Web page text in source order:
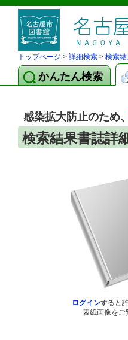
トップページ > 詳細検索 > 検索
かんたん検索
感染拡大防止のため
検索結果書誌詳
ログインすると
表紙画像をご